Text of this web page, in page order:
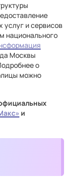
и сервисов
национального
Москвы
о
можно
и